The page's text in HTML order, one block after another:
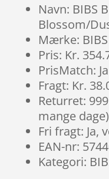
Navn: BIBS
Blossom/
Mærke: BIBS
Pris: Kr.
PrisMatch: Ja
Fragt: Kr.
Returret:
mange dage)
Fri fragt: Ja,
EAN-nr:
Kategori: